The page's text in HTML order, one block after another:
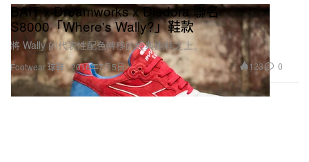
Footwear 球鞋
BAIT x Dreamworks x Diadora 聯名
S8000「Where's Wally?」鞋款
將 Wally 的代表性配色轉移的經典跑鞋之上。
2016年7月5日 123 0